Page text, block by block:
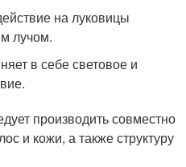
на луковицы
лучом.
в себе световое и
производить совместно
и кожи, а также структуру